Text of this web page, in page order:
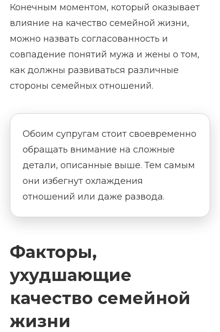
Конечным моментом, который оказывает
влияние на качество семейной жизни,
можно назвать согласованность и
совпадение понятий мужа и жены о том,
как должны развиваться различные
стороны семейных отношений.
Обоим супругам стоит своевременно
обращать внимание на сложные
детали, описанные выше. Тем самым
они избегнут охлаждения
отношений или даже развода.
Факторы,
ухудшающие
качество семейной
жизни